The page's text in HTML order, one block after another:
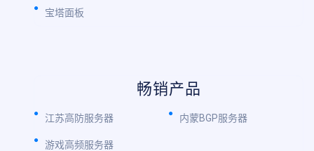
宝塔面板
畅销产品
江苏高防服务器 内蒙BGP服务器
游戏高频服务器